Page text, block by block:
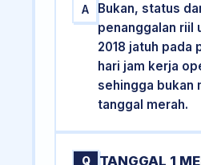
A
Bukan, status
penanggalan riil
2018 jatuh pada
hari jam kerja
sehingga bukan
tanggal merah.
Q
TANGGAL 1